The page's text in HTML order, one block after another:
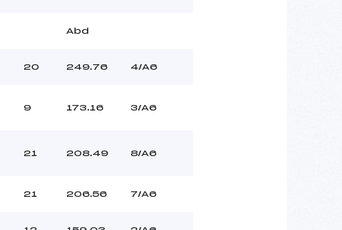
Abd
20 249.76 4/A6
9 173.16 3/A6
21 208.49 8/A6
21 206.56 7/A6